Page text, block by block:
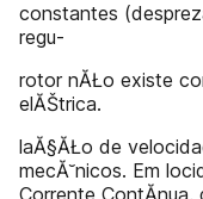
constantes
regu-
rotor nĂŁo existe
elĂŠtrica.
laĂ§ĂŁo de
mecĂ˘nicos. Em
Corrente